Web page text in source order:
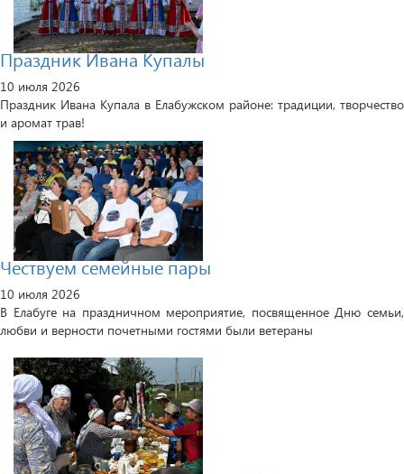
Праздник Ивана Купалы
10 июля 2026
Праздник Ивана Купала в Елабужском районе: традиции, творчество
и аромат трав!
Чествуем семейные пары
10 июля 2026
В Елабуге на праздничном мероприятие, посвященное Дню семьи,
любви и верности почетными гостями были ветераны